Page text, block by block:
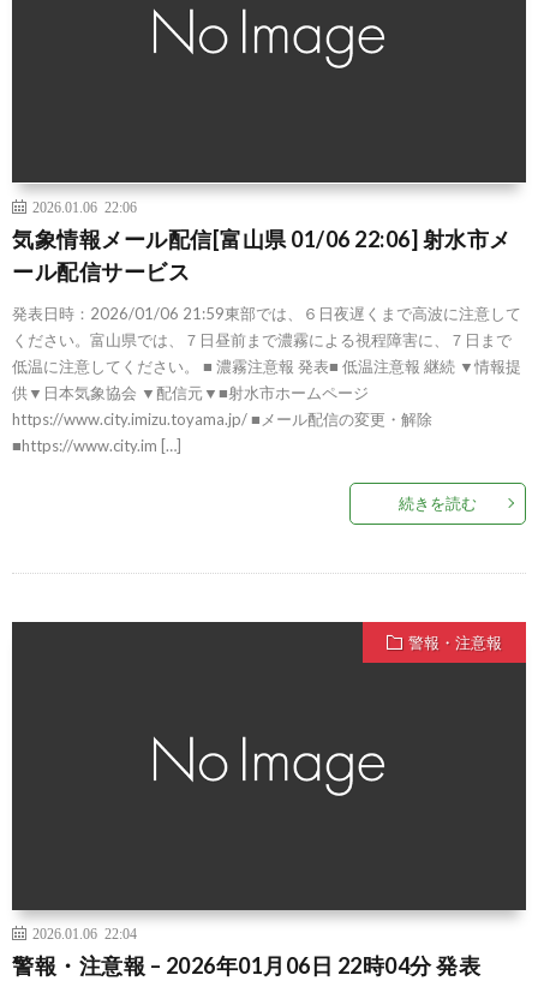
2026.01.06 22:06
気象情報メール配信[富山県 01/06 22:06] 射水市メ
ール配信サービス
発表日時：2026/01/06 21:59東部では、６日夜遅くまで高波に注意して
ください。富山県では、７日昼前まで濃霧による視程障害に、７日まで
低温に注意してください。 ■ 濃霧注意報 発表■ 低温注意報 継続 ▼情報提
供▼日本気象協会 ▼配信元▼■射水市ホームページ
https://www.city.imizu.toyama.jp/ ■メール配信の変更・解除
■https://www.city.im […]
続きを読む
警報・注意報
2026.01.06 22:04
警報・注意報 – 2026年01月06日 22時04分 発表